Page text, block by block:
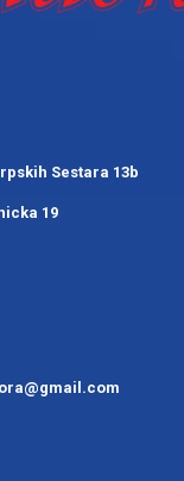
Sestara 13b
19